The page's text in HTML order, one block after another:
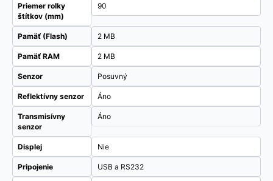
Priemer rolky
štítkov (mm)
90
Pamäť (Flash) 2 MB
Pamäť RAM 2 MB
Senzor Posuvný
Reflektívny senzor Áno
Transmisívny
senzor
Áno
Displej Nie
Pripojenie USB a RS232